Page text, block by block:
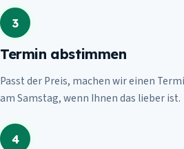
3
Termin abstimmen
Passt der Preis, machen wir einen
am Samstag, wenn Ihnen das lieber ist.
4